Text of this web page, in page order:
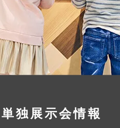
Play
独展示会情報